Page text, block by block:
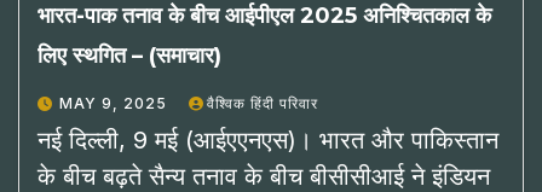
भारत-पाक तनाव के बीच आईपीएल 2025 अनिश्चितकाल के
लिए स्थगित – (समाचार)
MAY 9, 2025 वैश्विक हिंदी परिवार
नई दिल्ली, 9 मई (आईएएनएस)। भारत और पाकिस्तान
के बीच बढ़ते सैन्य तनाव के बीच बीसीसीआई ने इंडियन